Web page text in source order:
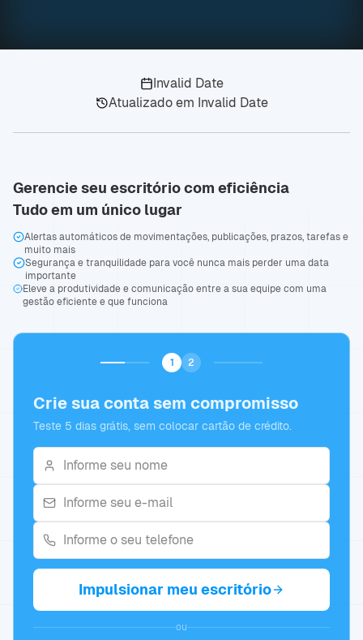
Invalid Date
Atualizado em Invalid Date
Gerencie seu escritório com eficiência
Tudo em um único lugar
Alertas automáticos de movimentações, publicações, prazos, tarefas e
muito mais
Segurança e tranquilidade para você nunca mais perder uma data
importante
Eleve a produtividade e comunicação entre a sua equipe com uma
gestão eficiente e que funciona
1 2
Crie sua conta sem compromisso
Teste 5 dias grátis, sem colocar cartão de crédito.
Impulsionar meu escritório
ou